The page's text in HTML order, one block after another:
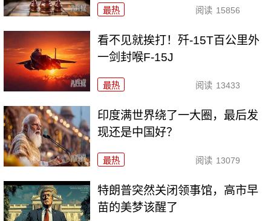
最热 阅读 15856
看不见就挨打！歼-15T百公里外
一剑封喉F-15J
最热 阅读 13433
印度满世界绕了一大圈，最后发
现还是中国好？
最热 阅读 13079
特朗普突然关闭领事馆，高市早
苗的美梦该醒了